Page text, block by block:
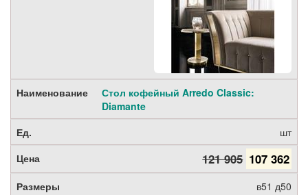
Стол кофейный Arredo Classic:
Diamante
шт
121 905 107 362
в51 д50